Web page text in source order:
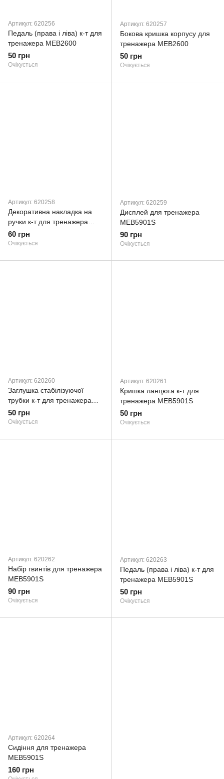
Артикул: 620256
Педаль (права і ліва) к-т для
тренажера MEB2600
50 грн
Очікується
Артикул: 620257
Бокова кришка корпусу для
тренажера MEB2600
50 грн
Очікується
Артикул: 620258
Декоративна накладка на
ручки к-т для тренажера
MEB2600
60 грн
Очікується
Артикул: 620259
Дисплей для тренажера
MEB5901S
90 грн
Очікується
Артикул: 620260
Заглушка стабілізуючої
трубки к-т для тренажера
MEB5901S
50 грн
Очікується
Артикул: 620261
Кришка ланцюга к-т для
тренажера MEB5901S
50 грн
Очікується
Артикул: 620262
Набір гвинтів для тренажера
MEB5901S
90 грн
Очікується
Артикул: 620263
Педаль (права і ліва) к-т для
тренажера MEB5901S
50 грн
Очікується
Артикул: 620264
Сидіння для тренажера
MEB5901S
160 грн